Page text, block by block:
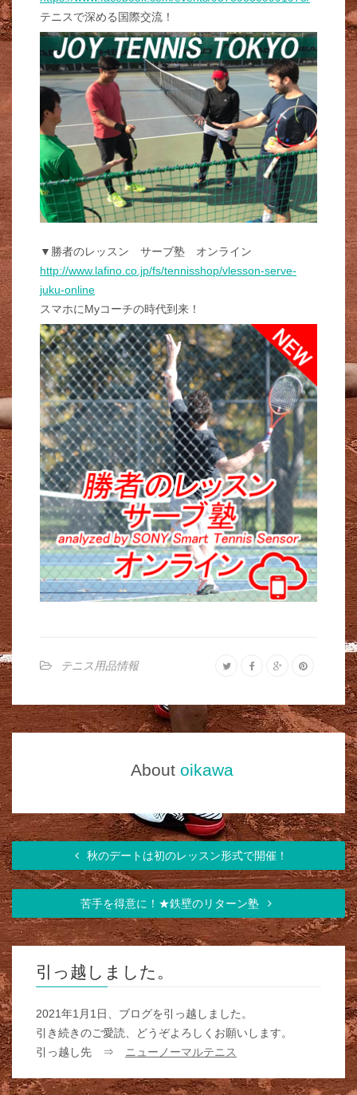
テニスで深める国際交流！
▼勝者のレッスン サーブ塾 オンライン
http://www.lafino.co.jp/fs/tennisshop/vlesson-serve-
juku-online
スマホにMyコーチの時代到来！
テニス用品情報
About oikawa
秋のデートは初のレッスン形式で開催！
苦手を得意に！★鉄壁のリターン塾
引っ越しました。
2021年1月1日、ブログを引っ越しました。
引き続きのご愛読、どうぞよろしくお願いします。
引っ越し先 ⇒ ニューノーマルテニス